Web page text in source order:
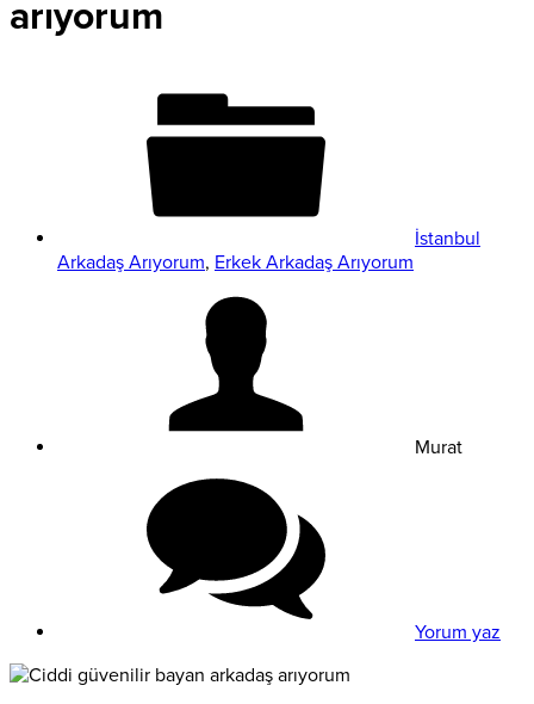
arıyorum
İstanbul
Arkadaş Arıyorum, Erkek Arkadaş Arıyorum
Murat
Yorum yaz